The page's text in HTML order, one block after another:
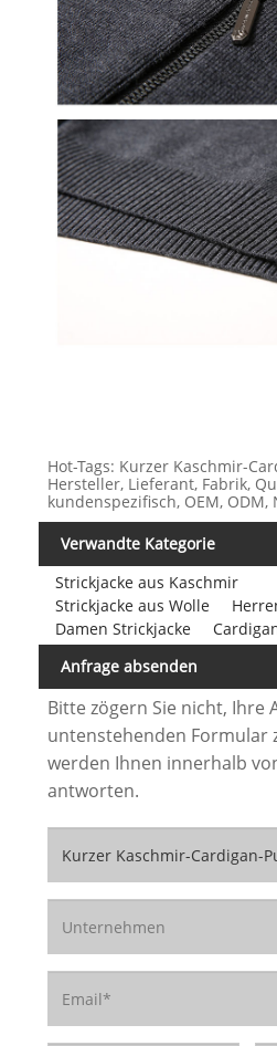
Hot-Tags: Kurzer Kaschmir-
Hersteller, Lieferant, Fabrik,
kundenspezifisch, OEM, ODM,
Verwandte Kategorie
Strickjacke aus Kaschmir
Strickjacke aus Wolle
Damen Strickjacke
Anfrage absenden
Bitte zögern Sie nicht, Ihre
untenstehenden Formular
werden Ihnen innerhalb
antworten.